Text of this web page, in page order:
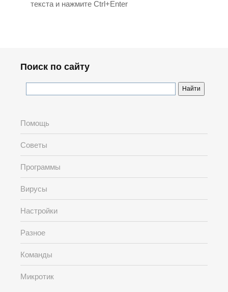
текста и нажмите Ctrl+Enter
Поиск по сайту
Помощь
Советы
Программы
Вирусы
Настройки
Разное
Команды
Микротик